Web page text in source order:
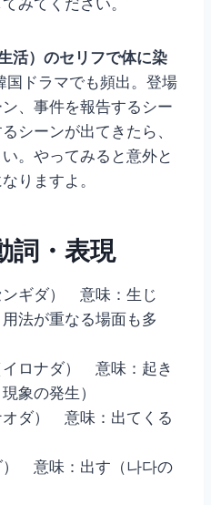
）のセリフで体に染
国ドラマでも頻出。登場
、事件を報告するシー
シーンが出てきたら、
。やってみると意外と
りますよ。
詞・表現
ンギダ） 意味：生じ
法が重なる場面も多
イロナダ） 意味：起き
象の発生）
オダ） 意味：出てくる
） 意味：出す（나다の